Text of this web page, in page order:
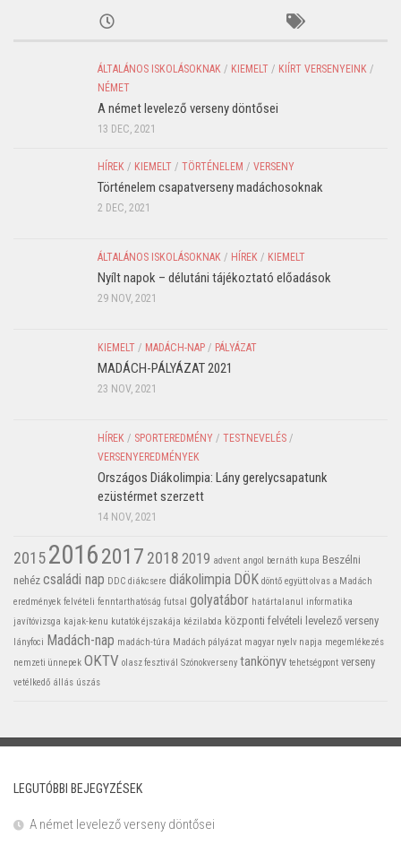
ÁLTALÁNOS ISKOLÁSOKNAK / KIEMELT / KIÍRT VERSENYEINK /
NÉMET
A német levelező verseny döntősei
13 DEC, 2021
HÍREK / KIEMELT / TÖRTÉNELEM / VERSENY
Történelem csapatverseny madáchosoknak
2 DEC, 2021
ÁLTALÁNOS ISKOLÁSOKNAK / HÍREK / KIEMELT
Nyílt napok – délutáni tájékoztató előadások
29 NOV, 2021
KIEMELT / MADÁCH-NAP / PÁLYÁZAT
MADÁCH-PÁLYÁZAT 2021
23 NOV, 2021
HÍREK / SPORTEREDMÉNY / TESTNEVELÉS /
VERSENYEREDMÉNYEK
Országos Diákolimpia: Lány gerelycsapatunk
ezüstérmet szerzett
14 NOV, 2021
201520162017 2018 2019 advent angol bernáth kupa Beszélni
nehéz családi nap DDC diákcsere diákolimpia DÖK döntő együtt olvas a Madách
eredmények felvételi fenntarthatóság futsal golyatábor határtalanul informatika
javítóvizsga kajak-kenu kutatók éjszakája kézilabda központi felvételi levelező verseny
lányfoci Madách-nap madách-túra Madách pályázat magyar nyelv napja megemlékezés
nemzeti ünnepek OKTV olasz fesztivál Szónokverseny tankönyv tehetségpont verseny
vetélkedő állás úszás
LEGUTÓBBI BEJEGYZÉSEK
A német levelező verseny döntősei